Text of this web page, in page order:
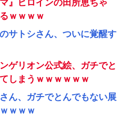
』ヒロインの田所恵ちゃ
ｗｗｗｗ
サトシさん、ついに覚醒す
ゲリオン公式絵、ガチでと
しまうｗｗｗｗｗｗ
ん、ガチでとんでもない展
ｗｗｗ